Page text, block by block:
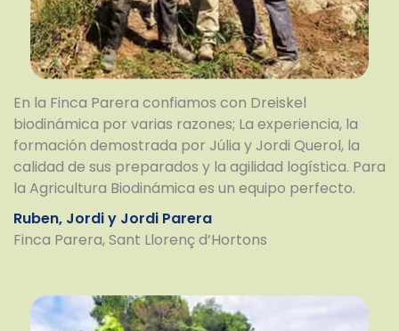
En la Finca Parera confiamos con Dreiskel
biodinámica por varias razones; La experiencia, la
formación demostrada por Júlia y Jordi Querol, la
calidad de sus preparados y la agilidad logística. Para
la Agricultura Biodinámica es un equipo perfecto.
Ruben, Jordi y Jordi Parera
Finca Parera, Sant Llorenç d’Hortons